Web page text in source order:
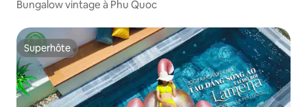
Bungalow vintage à Phu Quoc
Superhôte
Superhôte